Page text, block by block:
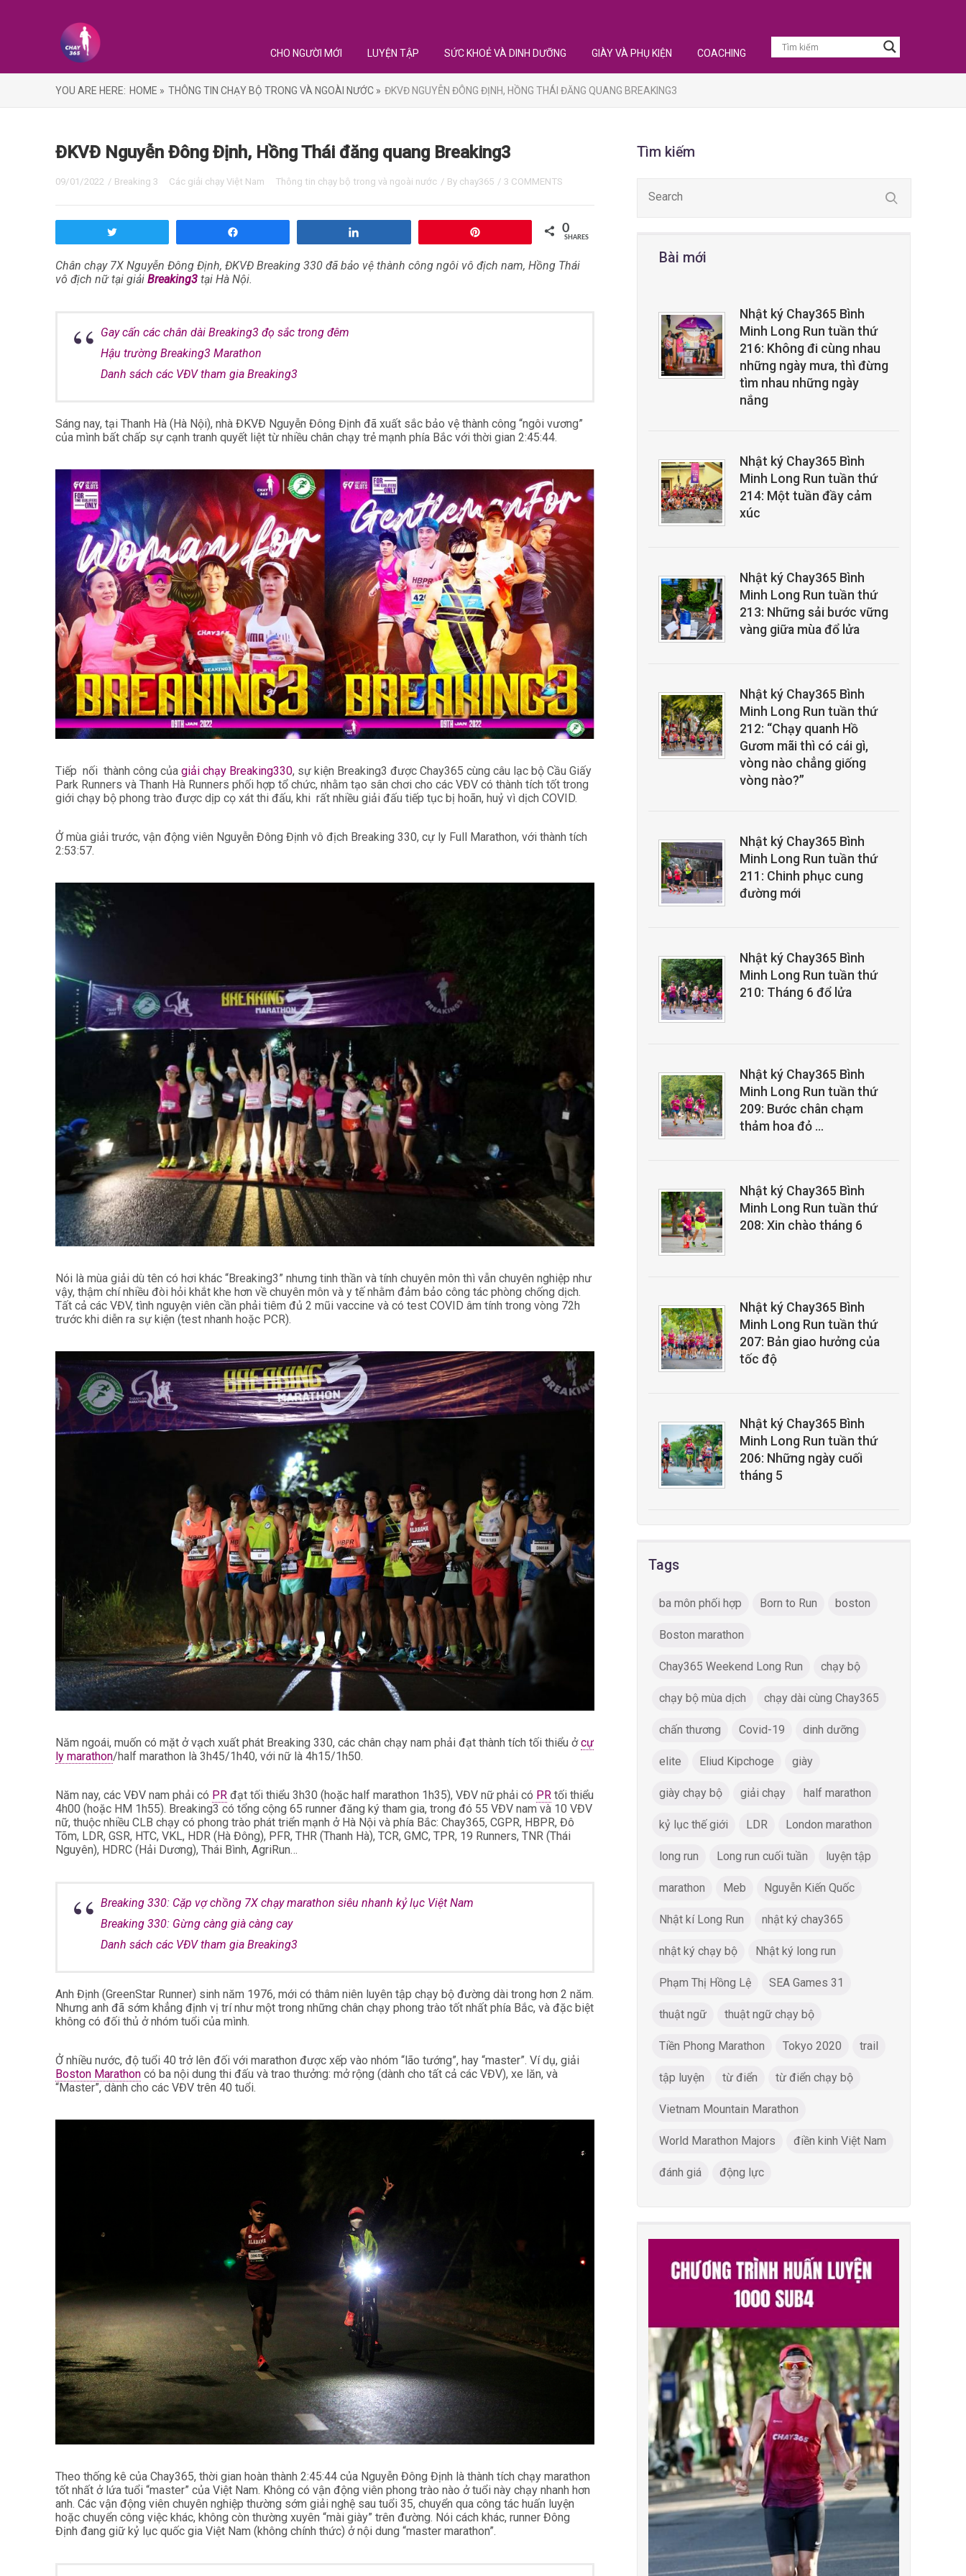
CHO NGƯỜI MỚI LUYỆN TẬP SỨC KHOẺ VÀ DINH DƯỠNG GIÀY VÀ PHỤ KIỆN COACHING
YOU ARE HERE: HOME » THÔNG TIN CHẠY BỘ TRONG VÀ NGOÀI NƯỚC » ĐKVĐ NGUYỄN ĐÔNG ĐỊNH, HỒNG THÁI ĐĂNG QUANG BREAKING3
Tìm kiếm
Bài mới
Nhật ký Chay365 Bình
Minh Long Run tuần thứ
216: Không đi cùng nhau
những ngày mưa, thì đừng
tìm nhau những ngày
nắng
Nhật ký Chay365 Bình
Minh Long Run tuần thứ
214: Một tuần đầy cảm
xúc
Nhật ký Chay365 Bình
Minh Long Run tuần thứ
213: Những sải bước vững
vàng giữa mùa đổ lửa
Nhật ký Chay365 Bình
Minh Long Run tuần thứ
212: “Chạy quanh Hồ
Gươm mãi thì có cái gì,
vòng nào chẳng giống
vòng nào?”
Nhật ký Chay365 Bình
Minh Long Run tuần thứ
211: Chinh phục cung
đường mới
Nhật ký Chay365 Bình
Minh Long Run tuần thứ
210: Tháng 6 đổ lửa
Nhật ký Chay365 Bình
Minh Long Run tuần thứ
209: Bước chân chạm
thảm hoa đỏ …
Nhật ký Chay365 Bình
Minh Long Run tuần thứ
208: Xin chào tháng 6
Nhật ký Chay365 Bình
Minh Long Run tuần thứ
207: Bản giao hưởng của
tốc độ
Nhật ký Chay365 Bình
Minh Long Run tuần thứ
206: Những ngày cuối
tháng 5
Tags
ba môn phối hợp Born to Run boston
Boston marathon
Chay365 Weekend Long Run chạy bộ
chạy bộ mùa dịch chạy dài cùng Chay365
chấn thương Covid-19 dinh dưỡng
elite Eliud Kipchoge giày
giày chạy bộ giải chạy half marathon
kỷ lục thế giới LDR London marathon
long run Long run cuối tuần luyện tập
marathon Meb Nguyễn Kiến Quốc
Nhật kí Long Run nhật ký chay365
nhật ký chạy bộ Nhật ký long run
Phạm Thị Hồng Lệ SEA Games 31
thuật ngữ thuật ngữ chạy bộ
Tiền Phong Marathon Tokyo 2020 trail
tập luyện từ điển từ điển chạy bộ
Vietnam Mountain Marathon
World Marathon Majors điền kinh Việt Nam
đánh giá động lực
ĐKVĐ Nguyễn Đông Định, Hồng Thái đăng quang Breaking3
09/01/2022 / Breaking 3 Các giải chạy Việt Nam Thông tin chạy bộ trong và ngoài nước / By chay365 / 3 COMMENTS
0
SHARES
Chân chạy 7X Nguyễn Đông Định, ĐKVĐ Breaking 330 đã bảo vệ thành công ngôi vô địch nam, Hồng Thái
vô địch nữ tại giải Breaking3 tại Hà Nội.
Gay cấn các chân dài Breaking3 đọ sắc trong đêm
Hậu trường Breaking3 Marathon
Danh sách các VĐV tham gia Breaking3
Sáng nay, tại Thanh Hà (Hà Nội), nhà ĐKVĐ Nguyễn Đông Định đã xuất sắc bảo vệ thành công “ngôi vương”
của mình bất chấp sự cạnh tranh quyết liệt từ nhiều chân chạy trẻ mạnh phía Bắc với thời gian 2:45:44.
Tiếp nối thành công của giải chạy Breaking330, sự kiện Breaking3 được Chay365 cùng câu lạc bộ Cầu Giấy
Park Runners và Thanh Hà Runners phối hợp tổ chức, nhằm tạo sân chơi cho các VĐV có thành tích tốt trong
giới chạy bộ phong trào được dịp cọ xát thi đấu, khi rất nhiều giải đấu tiếp tục bị hoãn, huỷ vì dịch COVID.
Ở mùa giải trước, vận động viên Nguyễn Đông Định vô địch Breaking 330, cự ly Full Marathon, với thành tích
2:53:57.
Nói là mùa giải dù tên có hơi khác “Breaking3” nhưng tinh thần và tính chuyên môn thì vẫn chuyên nghiệp như
vậy, thậm chí nhiều đòi hỏi khắt khe hơn về chuyên môn và y tế nhằm đảm bảo công tác phòng chống dịch.
Tất cả các VĐV, tình nguyện viên cần phải tiêm đủ 2 mũi vaccine và có test COVID âm tính trong vòng 72h
trước khi diễn ra sự kiện (test nhanh hoặc PCR).
Năm ngoái, muốn có mặt ở vạch xuất phát Breaking 330, các chân chạy nam phải đạt thành tích tối thiểu ởcự
ly marathon/half marathon là 3h45/1h40, với nữ là 4h15/1h50.
Năm nay, các VĐV nam phải có PR đạt tối thiểu 3h30 (hoặc half marathon 1h35), VĐV nữ phải có PR tối thiểu
4h00 (hoặc HM 1h55). Breaking3 có tổng cộng 65 runner đăng ký tham gia, trong đó 55 VĐV nam và 10 VĐV
nữ, thuộc nhiều CLB chạy có phong trào phát triển mạnh ở Hà Nội và phía Bắc: Chay365, CGPR, HBPR, Đô
Tõm, LDR, GSR, HTC, VKL, HDR (Hà Đông), PFR, THR (Thanh Hà), TCR, GMC, TPR, 19 Runners, TNR (Thái
Nguyên), HDRC (Hải Dương), Thái Bình, AgriRun…
Breaking 330: Cặp vợ chồng 7X chạy marathon siêu nhanh kỷ lục Việt Nam
Breaking 330: Gừng càng già càng cay
Danh sách các VĐV tham gia Breaking3
Anh Định (GreenStar Runner) sinh năm 1976, mới có thâm niên luyên tập chạy bộ đường dài trong hơn 2 năm.
Nhưng anh đã sớm khẳng định vị trí như một trong những chân chạy phong trào tốt nhất phía Bắc, và đặc biệt
không có đối thủ ở nhóm tuổi của mình.
Ở nhiều nước, độ tuổi 40 trở lên đối với marathon được xếp vào nhóm “lão tướng”, hay “master”. Ví dụ, giải
Boston Marathon có ba nội dung thi đấu và trao thưởng: mở rộng (dành cho tất cả các VĐV), xe lăn, và
“Master”, dành cho các VĐV trên 40 tuổi.
Theo thống kê của Chay365, thời gian hoàn thành 2:45:44 của Nguyễn Đông Định là thành tích chạy marathon
tốt nhất ở lứa tuổi “master” của Việt Nam. Không có vận động viên phong trào nào ở tuổi này chạy nhanh hơn
anh. Các vận động viên chuyên nghiệp thường sớm giải nghệ sau tuổi 35, chuyển qua công tác huấn luyện
hoặc chuyển công việc khác, không còn thường xuyên “mài giày” trên đường. Nói cách khác, runner Đông
Định đang giữ kỷ lục quốc gia Việt Nam (không chính thức) ở nội dung “master marathon”.